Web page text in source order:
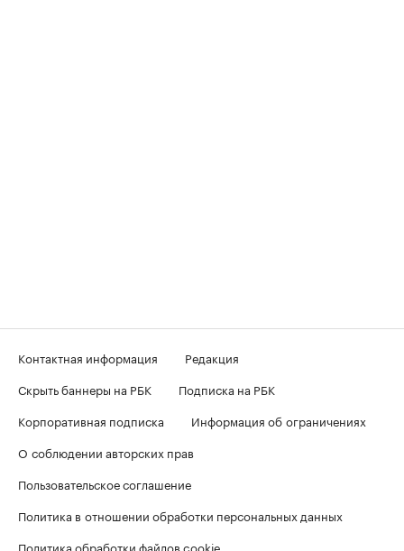
Контактная информация
Редакция
Скрыть баннеры на РБК
Подписка на РБК
Корпоративная подписка
Информация об ограничениях
О соблюдении авторских прав
Пользовательское соглашение
Политика в отношении обработки персональных данных
Политика обработки файлов cookie